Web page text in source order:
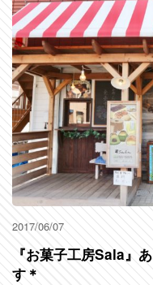
2017/06/07
『お菓子工房Sala』
す＊